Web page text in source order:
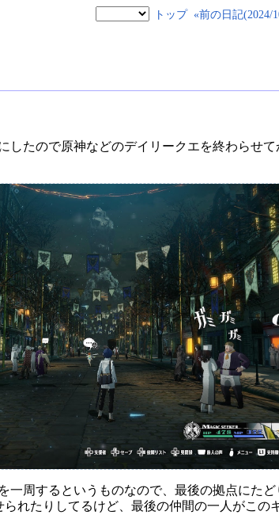
トップ «前の日記(2024/
したので原神などのデイリークエを終わらせ
一周するというものなので、最後の拠点にた
れたりしてるけど、最後の仲間の一人がこの